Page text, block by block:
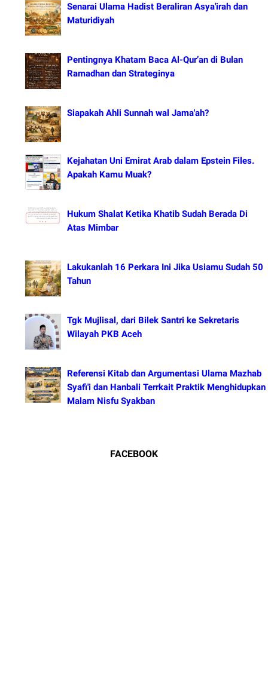
Senarai Ulama Hadist Beraliran Asya'irah dan
Maturidiyah
Pentingnya Khatam Baca Al-Qur’an di Bulan
Ramadhan dan Strateginya
Siapakah Ahli Sunnah wal Jama'ah?
Kejahatan Uni Emirat Arab dalam Epstein Files.
Apakah Kamu Muak?
Hukum Shalat Ketika Khatib Sudah Berada Di
Atas Mimbar
Lakukanlah 16 Perkara Ini Jika Usiamu Sudah 50
Tahun
Tgk Mujlisal, dari Bilek Santri ke Sekretaris
Wilayah PKB Aceh
Referensi Kitab dan Argumentasi Ulama Mazhab
Syafi'i dan Hanbali Terrkait Praktik Menghidupkan
Malam Nisfu Syakban
FACEBOOK